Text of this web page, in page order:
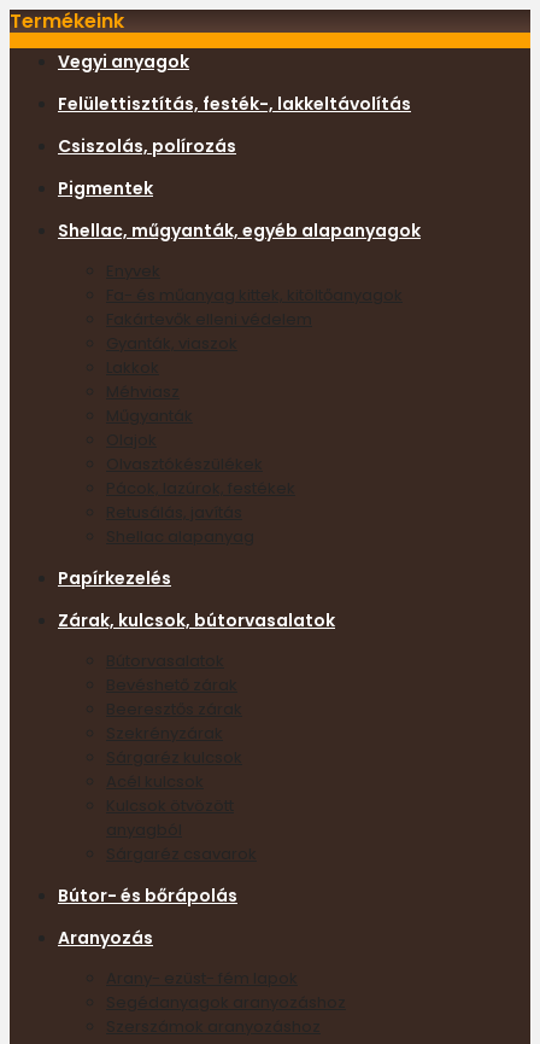
Termékeink
Vegyi anyagok
Felülettisztítás, festék-, lakkeltávolítás
Csiszolás, polírozás
Pigmentek
Shellac, műgyanták, egyéb alapanyagok
Enyvek
Fa- és műanyag kittek, kitöltőanyagok
Fakártevők elleni védelem
Gyanták, viaszok
Lakkok
Méhviasz
Műgyanták
Olajok
Olvasztókészülékek
Pácok, lazúrok, festékek
Retusálás, javítás
Papírkezelés
Zárak, kulcsok, bútorvasalatok
Bútorvasalatok
Bevéshető zárak
Beeresztős zárak
Szekrényzárak
Sárgaréz kulcsok
Acél kulcsok
Kulcsok ötvözött
Sárgaréz csavarok
Bútor- és bőrápolás
Aranyozás
Arany- ezüst- fém lapok
Segédanyagok aranyozáshoz
Szerszámok aranyozáshoz